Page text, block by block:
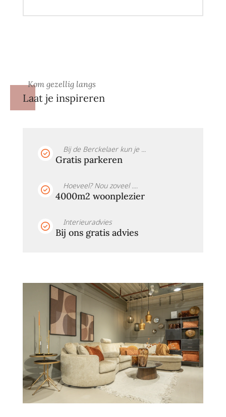
Kom gezellig langs
Laat je inspireren
Bij de Berckelaer kun je ...
Gratis parkeren
Hoeveel? Nou zoveel ....
4000m2 woonplezier
Interieuradvies
Bij ons gratis advies